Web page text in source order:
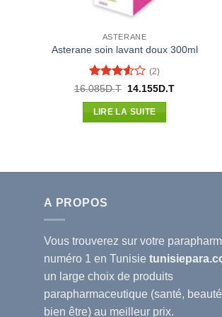
ASTERANE
Asterane soin lavant doux 300ml
Note
5
(2)
16.085D.T Le
initial
était :
14.155D.TLe
LIRE LA SUITE
A PROPOS
Vous trouverez sur votre
numéro 1 en Tunisie
un large choix de produits
parapharmaceutique (santé,
bien être) au meilleur prix.